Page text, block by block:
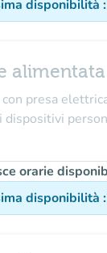
disponibilità :
presa
dispositivi
orarie
disponibilità :